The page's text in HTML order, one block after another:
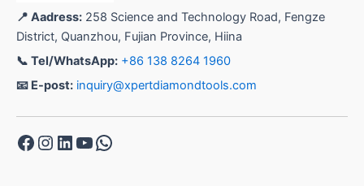
📍 Aadress: 258 Science and Technology Road, Fengze
District, Quanzhou, Fujian Province, Hiina
📞 Tel/WhatsApp: +86 138 8264 1960
📧 E-post: inquiry@xpertdiamondtools.com
Facebook
Instagram
LinkedIn
YouTube
WhatsApp